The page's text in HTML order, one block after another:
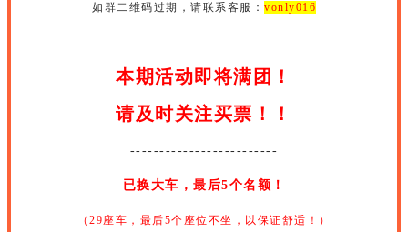
如群二维码过期，请联系客服： vonly016
本期活动即将满团！
请及时关注买票！！
-------------------------
已换大车，最后5个名额！
（29座车，最后5个座位不坐，以保证舒适！）